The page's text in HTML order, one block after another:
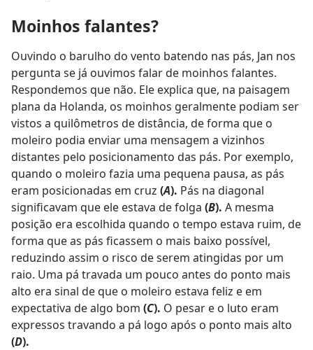
Moinhos falantes?
Ouvindo o barulho do vento batendo nas pás, Jan nos
pergunta se já ouvimos falar de moinhos falantes.
Respondemos que não. Ele explica que, na paisagem
plana da Holanda, os moinhos geralmente podiam ser
vistos a quilômetros de distância, de forma que o
moleiro podia enviar uma mensagem a vizinhos
distantes pelo posicionamento das pás. Por exemplo,
quando o moleiro fazia uma pequena pausa, as pás
eram posicionadas em cruz (A). Pás na diagonal
significavam que ele estava de folga (B). A mesma
posição era escolhida quando o tempo estava ruim, de
forma que as pás ficassem o mais baixo possível,
reduzindo assim o risco de serem atingidas por um
raio. Uma pá travada um pouco antes do ponto mais
alto era sinal de que o moleiro estava feliz e em
expectativa de algo bom (C). O pesar e o luto eram
expressos travando a pá logo após o ponto mais alto
(D).